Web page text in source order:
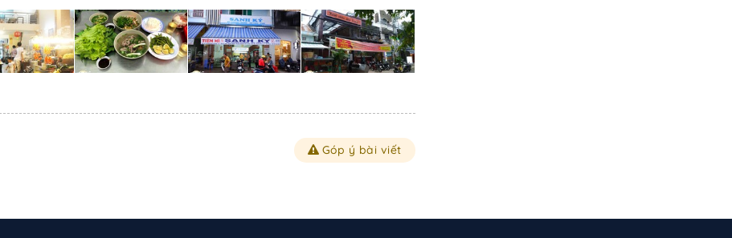
Góp ý bài viết